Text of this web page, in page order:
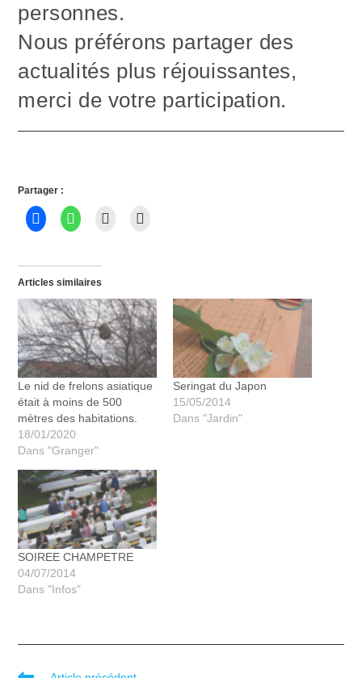
personnes.
Nous préférons partager des
actualités plus réjouissantes,
merci de votre participation.
Partager :
Articles similaires
Le nid de frelons asiatique
était à moins de 500
mètres des habitations.
18/01/2020
Dans "Granger"
Seringat du Japon
15/05/2014
Dans "Jardin"
SOIREE CHAMPETRE
04/07/2014
Dans "Infos"